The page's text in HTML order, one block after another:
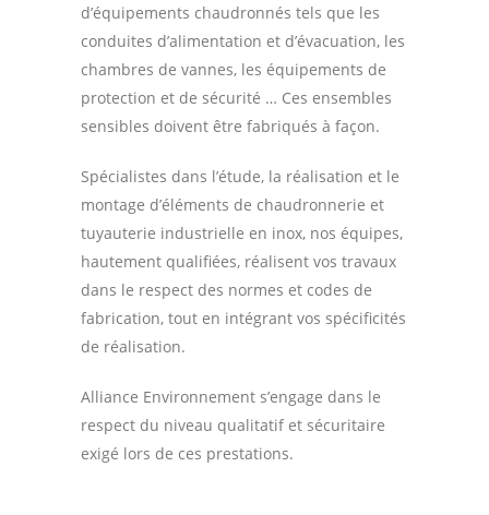
d’équipements chaudronnés tels que les
conduites d’alimentation et d’évacuation, les
chambres de vannes, les équipements de
protection et de sécurité … Ces ensembles
sensibles doivent être fabriqués à façon.
Spécialistes dans l’étude, la réalisation et le
montage d’éléments de chaudronnerie et
tuyauterie industrielle en inox, nos équipes,
hautement qualifiées, réalisent vos travaux
dans le respect des normes et codes de
fabrication, tout en intégrant vos spécificités
de réalisation.
Alliance Environnement s’engage dans le
respect du niveau qualitatif et sécuritaire
exigé lors de ces prestations.